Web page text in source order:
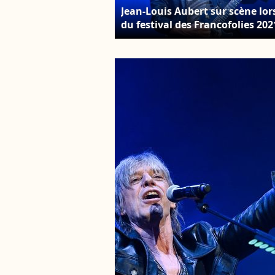
Jean-Louis Aubert sur scène
du festival des Francofolies
à la Rochelle, France, le 10